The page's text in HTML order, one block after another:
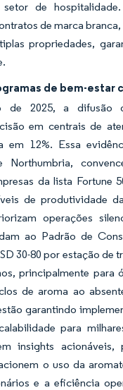
de
de marca
propriedades,
de bem-estar
de 2025, a difusão
em centrais de
em 12%. Essa
Northumbria,
da lista Fortune
de produtividade
operações
ao Padrão de
30-80 por estação de
principalmente para
de aroma ao
garantindo
para
insights
o uso da
e a eficiência